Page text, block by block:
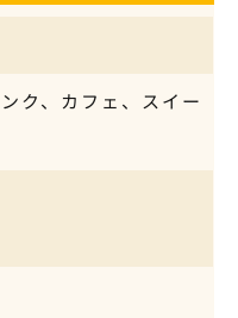
ク、カフェ、スイー